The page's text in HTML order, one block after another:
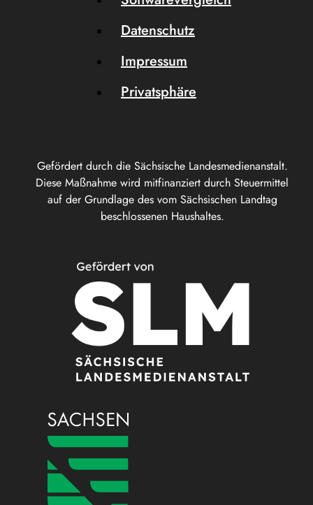
Gefördert durch die Sächsische Landesmedienanstalt.
Diese Maßnahme wird mitfinanziert durch Steuermittel
auf der Grundlage des vom Sächsischen Landtag
beschlossenen Haushaltes.
Datenschutz
Impressum
Privatsphäre